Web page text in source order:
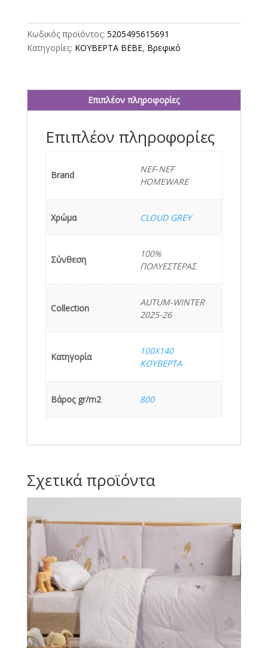
UNIVERSE
100Χ140
NEF-
GREY
Κωδικός προϊόντος: 5205495615691
Κατηγορίες: ΚΟΥΒΕΡΤΑ ΒΕΒΕ, Βρεφικό
Επιπλέον πληροφορίες
Επιπλέον πληροφορίες
Brand
NEF-NEF
HOMEWARE
Χρώμα CLOUD GREY
Σύνθεση
100%
ΠΟΛΥΕΣΤΕΡΑΣ
Collection
AUTUM-WINTER
2025-26
Κατηγορία
100X140
ΚΟΥΒΕΡΤΑ
Βάρος gr/m2 800
Σχετικά προϊόντα